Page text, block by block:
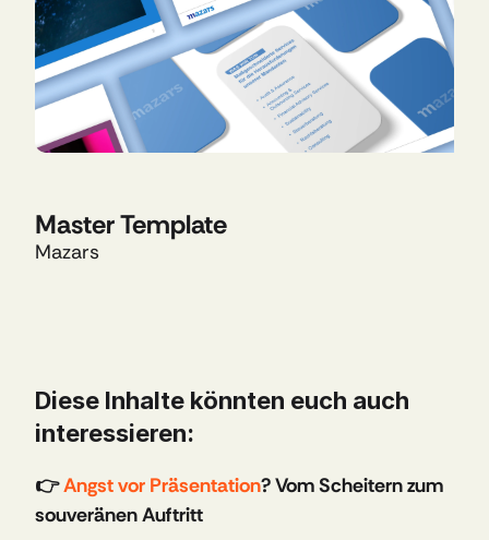
Master Template
Mazars
Diese Inhalte könnten euch auch
interessieren:
👉 Angst vor Präsentation? Vom Scheitern zum
souveränen Auftritt